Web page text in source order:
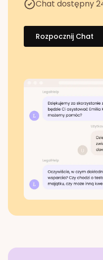
Chat dostępny
Rozpocznij Chat